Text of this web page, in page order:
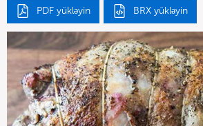
PDF yükləyin BRX yükləyin